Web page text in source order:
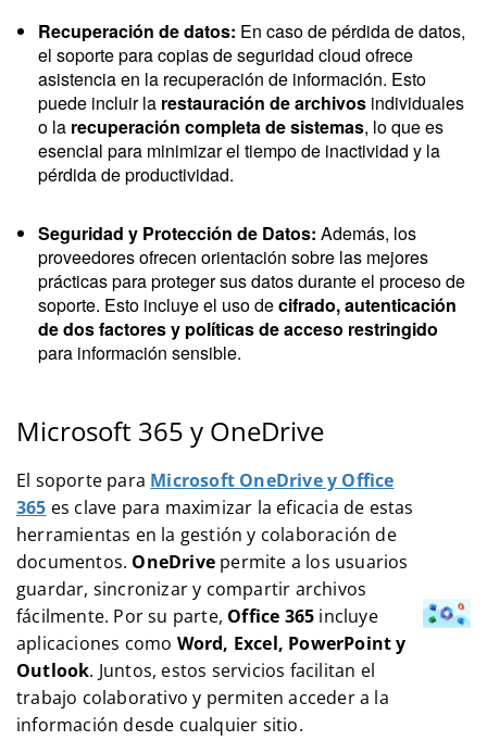
Recuperación de datos: En caso de pérdida de datos,
el soporte para copias de seguridad cloud ofrece
asistencia en la recuperación de información. Esto
puede incluir la restauración de archivos individuales
o la recuperación completa de sistemas, lo que es
esencial para minimizar el tiempo de inactividad y la
pérdida de productividad.
Seguridad y Protección de Datos: Además, los
proveedores ofrecen orientación sobre las mejores
prácticas para proteger sus datos durante el proceso de
soporte. Esto incluye el uso decifrado, autenticación
de dos factores y políticas de acceso restringido
para información sensible.
Microsoft 365 y OneDrive
El soporte para Microsoft OneDrive y Office
365 es clave para maximizar la eficacia de estas
herramientas en la gestión y colaboración de
documentos. OneDrive permite a los usuarios
guardar, sincronizar y compartir archivos
fácilmente. Por su parte, Office 365 incluye
aplicaciones como Word, Excel, PowerPoint y
Outlook. Juntos, estos servicios facilitan el
trabajo colaborativo y permiten acceder a la
información desde cualquier sitio.